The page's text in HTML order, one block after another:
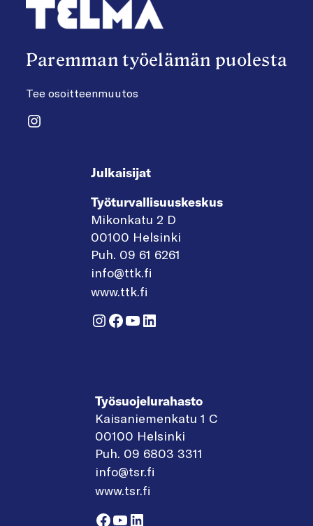
Paremman työelämän puolesta
Tee osoitteenmuutos
Instagram
Julkaisijat
Työturvallisuuskeskus
Mikonkatu 2 D
00100 Helsinki
Puh. 09 61 6261
info@ttk.fi
www.ttk.fi
Instagram
Facebook
YouTube
LinkedIn
Työsuojelurahasto
Kaisaniemenkatu 1 C
00100 Helsinki
Puh. 09 6803 3311
info@tsr.fi
www.tsr.fi
Facebook
YouTube
LinkedIn